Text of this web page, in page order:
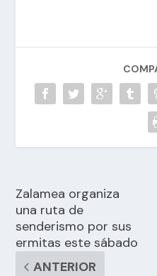
Zalamea organiza
una ruta de
senderismo por sus
ermitas este sábado
ANTERIOR